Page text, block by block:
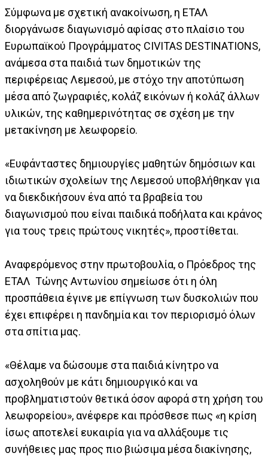
Σύμφωνα με σχετική ανακοίνωση, η ΕΤΑΛ
διοργάνωσε διαγωνισμό αφίσας στο πλαίσιο του
Ευρωπαϊκού Προγράμματος CIVITAS DESTINATIONS,
ανάμεσα στα παιδιά των δημοτικών της
περιφέρειας Λεμεσού, με στόχο την αποτύπωση
μέσα από ζωγραφιές, κολάζ εικόνων ή κολάζ άλλων
υλικών, της καθημερινότητας σε σχέση με την
μετακίνηση με λεωφορείο.
«Ευφάνταστες δημιουργίες μαθητών δημόσιων και
ιδιωτικών σχολείων της Λεμεσού υποβλήθηκαν για
να διεκδικήσουν ένα από τα βραβεία του
διαγωνισμού που είναι παιδικά ποδήλατα και κράνος
για τους τρεις πρώτους νικητές», προστίθεται.
Αναφερόμενος στην πρωτοβουλία, ο Πρόεδρος της
ΕΤΑΛ Τώνης Αντωνίου σημείωσε ότι η όλη
προσπάθεια έγινε με επίγνωση των δυσκολιών που
έχει επιφέρει η πανδημία και τον περιορισμό όλων
στα σπίτια μας.
«Θέλαμε να δώσουμε στα παιδιά κίνητρο να
ασχοληθούν με κάτι δημιουργικό και να
προβληματιστούν θετικά όσον αφορά στη χρήση του
λεωφορείου», ανέφερε και πρόσθεσε πως «η κρίση
ίσως αποτελεί ευκαιρία για να αλλάξουμε τις
συνήθειες μας προς πιο βιώσιμα μέσα διακίνησης,